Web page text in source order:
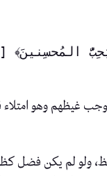
[آل
وهو امتلاء
ولو لم يكن